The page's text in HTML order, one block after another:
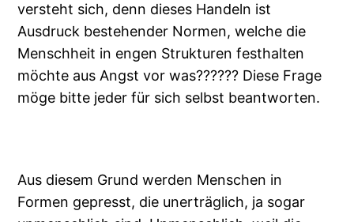
versteht sich, denn dieses Handeln ist
Ausdruck bestehender Normen, welche die
Menschheit in engen Strukturen festhalten
möchte aus Angst vor was?????? Diese Frage
möge bitte jeder für sich selbst beantworten.
Aus diesem Grund werden Menschen in
Formen gepresst, die unerträglich, ja sogar